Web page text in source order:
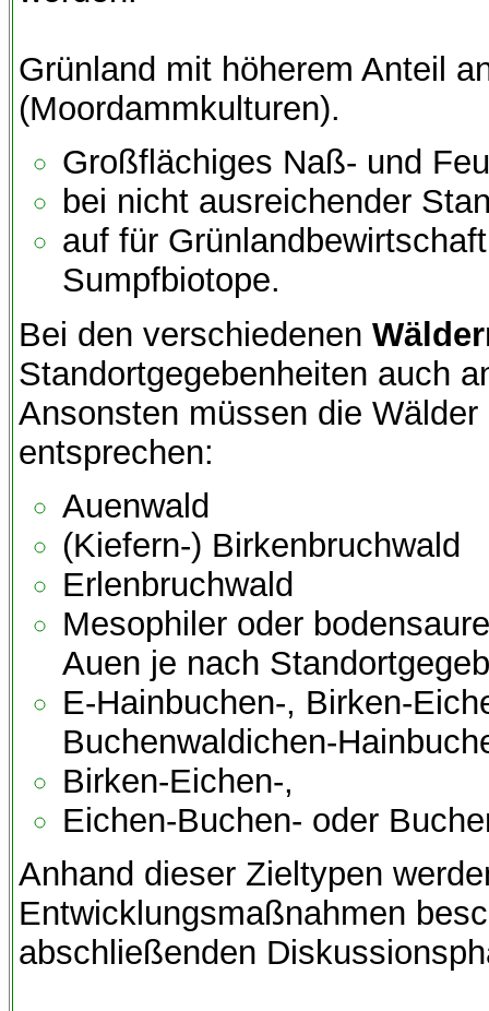
Grünland mit höherem Anteil
(Moordammkulturen).
Großflächiges Naß- und
bei nicht ausreichender
auf für
Sumpfbiotope.
Bei den verschiedenen
Standortgegebenheiten auch
Ansonsten müssen die
entsprechen:
Auenwald
(Kiefern-) Birkenbruchwald
Erlenbruchwald
Mesophiler oder
Auen je nach
E-Hainbuchen-, Birken-
Buchenwaldichen-
Birken-Eichen-,
Eichen-Buchen- oder
Anhand dieser Zieltypen
Entwicklungsmaßnahmen
abschließenden